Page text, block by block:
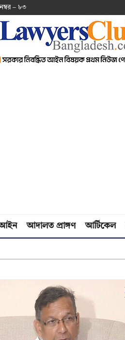
– ৮৩
আইন আদালত প্রাঙ্গণ আর্টিকেল